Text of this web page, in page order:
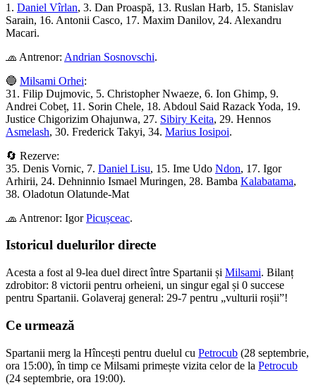
1. Daniel Vîrlan, 3. Dan Proaspă, 13. Ruslan Harb, 15. Stanislav
Sarain, 16. Antonii Casco, 17. Maxim Danilov, 24. Alexandru
Macari.
🧢 Antrenor: Andrian Sosnovschi.
🔵 Milsami Orhei:
31. Filip Dujmovic, 5. Christopher Nwaeze, 6. Ion Ghimp, 9.
Andrei Cobeț, 11. Sorin Chele, 18. Abdoul Said Razack Yoda, 19.
Justice Chigorizim Ohajunwa, 27. Sibiry Keita, 29. Hennos
Asmelash, 30. Frederick Takyi, 34. Marius Iosipoi.
🔄 Rezerve:
35. Denis Vornic, 7. Daniel Lisu, 15. Ime Udo Ndon, 17. Igor
Arhirii, 24. Dehninnio Ismael Muringen, 28. Bamba Kalabatama,
38. Oladotun Olatunde-Mat
🧢 Antrenor: IgorPicușceac.
Istoricul duelurilor directe
Acesta a fost al 9-lea duel direct între Spartanii și Milsami. Bilanț
zdrobitor: 8 victorii pentru orheieni, un singur egal și 0 succese
pentru Spartanii. Golaveraj general: 29-7 pentru „vulturii roșii”!
Ce urmează
Spartanii merg la Hîncești pentru duelul cu Petrocub (28 septembrie,
ora 15:00), în timp ce Milsami primește vizita celor de la Petrocub
(24 septembrie, ora 19:00).